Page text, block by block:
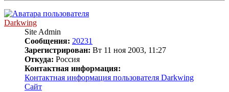
Darkwing
Site Admin
Сообщения: 20231
Зарегистрирован: Вт 11 ноя 2003, 11:27
Откуда: Россия
Контактная информация:
Контактная информация пользователя Darkwing
Сайт